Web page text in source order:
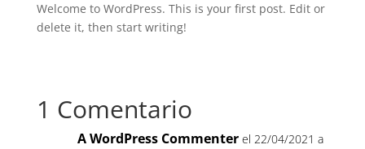
Welcome to WordPress. This is your first post. Edit or
delete it, then start writing!
1 Comentario
A WordPress Commenter el 22/04/2021 a